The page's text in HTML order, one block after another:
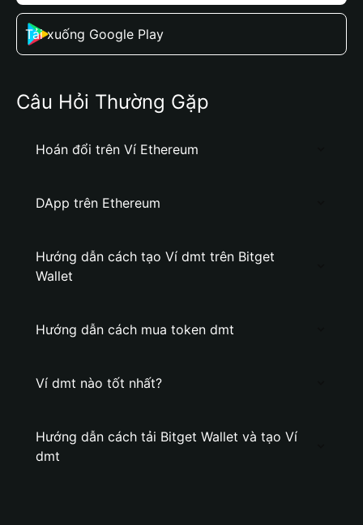
Tải xuống Google Play
Câu Hỏi Thường Gặp
Hoán đổi trên Ví Ethereum
DApp trên Ethereum
Hướng dẫn cách tạo Ví dmt trên Bitget
Wallet
Hướng dẫn cách mua token dmt
Ví dmt nào tốt nhất?
Hướng dẫn cách tải Bitget Wallet và tạo Ví
dmt